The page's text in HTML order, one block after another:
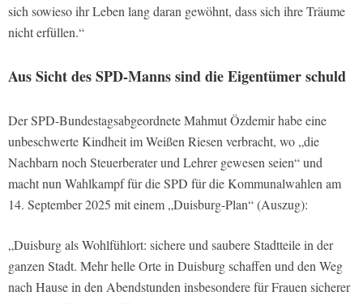
sich sowieso ihr Leben lang daran gewöhnt, dass sich ihre Träume
nicht erfüllen.“
Aus Sicht des SPD-Manns sind die Eigentümer schuld
Der SPD-Bundestagsabgeordnete Mahmut Özdemir habe eine
unbeschwerte Kindheit im Weißen Riesen verbracht, wo „die
Nachbarn noch Steuerberater und Lehrer gewesen seien“ und
macht nun Wahlkampf für die SPD für die Kommunalwahlen am
14. September 2025 mit einem „Duisburg-Plan“ (Auszug):
„Duisburg als Wohlfühlort: sichere und saubere Stadtteile in der
ganzen Stadt. Mehr helle Orte in Duisburg schaffen und den Weg
nach Hause in den Abendstunden insbesondere für Frauen sicherer